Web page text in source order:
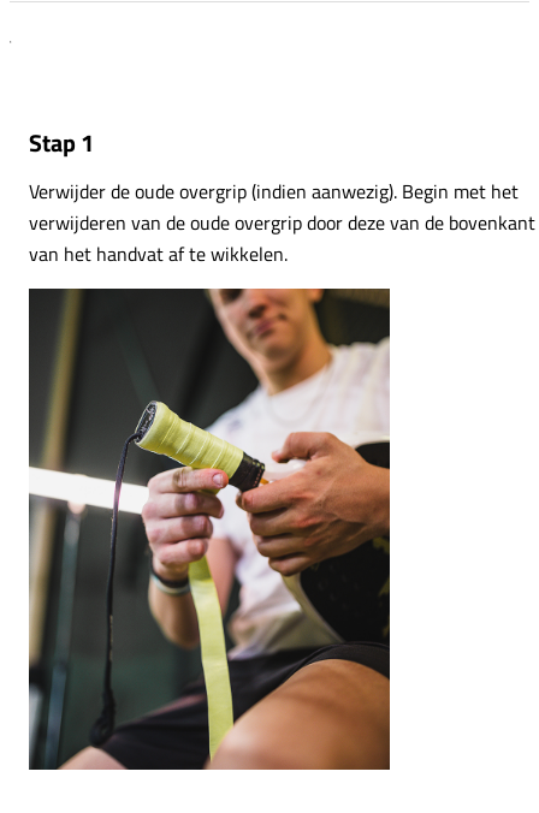
Stap 1
Verwijder de oude overgrip (indien aanwezig). Begin met het
verwijderen van de oude overgrip door deze van de bovenkant
van het handvat af te wikkelen.